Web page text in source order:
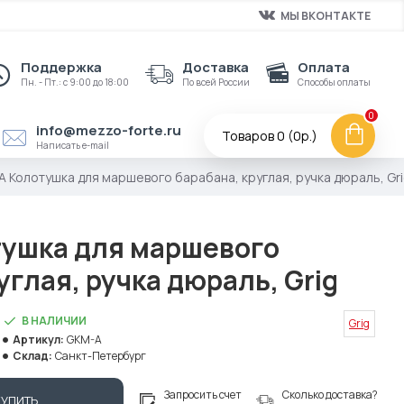
МЫ ВКОНТАКТЕ
Поддержка
Пн. - Пт.: с 9:00 до 18:00
Доставка
По всей России
Оплата
Способы оплаты
info@mezzo-forte.ru
Написать e-mail
Товаров 0 (0р.)
0
Колотушка для маршевого барабана, круглая, ручка дюраль,
для маршевого
ручка дюраль, Grig
В НАЛИЧИИ
Артикул: GKM-A
Склад: Санкт-Петербург
Grig
Запросить счет Сколько доставка?